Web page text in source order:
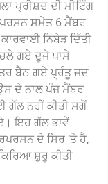
ਪ੍ਰੀਸ਼ਦ ਦੀ ਮੀਟਿੰਗ
ਸਮੇਤ 6 ਮੈਂਬਰ
ਨਿਬੇੜ ਦਿੱਤੀ
ਗਏ ਦੂਜੇ ਪਾਸੇ
ਬੈਠ ਗਏ ਪ੍ਰੰਤੂ ਜਦ
ਦੇ ਨਾਲ ਪੰਜ ਮੈਂਬਰ
ਗੱਲ ਨਹੀਂ ਕੀਤੀ ਸਗੋਂ
ਇਹ ਗੱਲ ਭਾਵੇਂ
ਦੇ ਸਿਰ ’ਤੇ ਹੈ,
ਸ਼ੁਰੂ ਕੀਤੀ